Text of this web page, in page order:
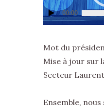
00:00
Mot du
Mise à jour sur
Secteur
Ensemble, nous